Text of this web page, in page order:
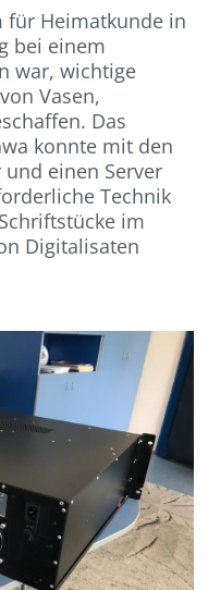
für Heimatkunde in
bei einem
war, wichtige
Vasen,
Das
konnte mit den
einen Server
Technik
im
Digitalisaten